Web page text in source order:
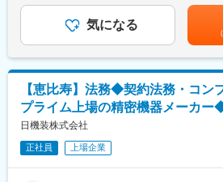
■業務内容
『Medi With』ブランドのラインナッ
下の全プロセスを主導いただきます。
◎『Medi With』新商品の企画・開発デ
策定から試作・評価を実施。独立系商
の最適な製造パートナー（OEM先）の
◎Go-To-Market（販売・マーケティン
値を正しく現場へ届けるため、価格
選考を通じて上下する可能性があり
含めた表記です。
気になる
【恵比寿】法務◆契約法務・コン
プライム上場の精密機器メーカー
日機装株式会社
正社員 上場企業